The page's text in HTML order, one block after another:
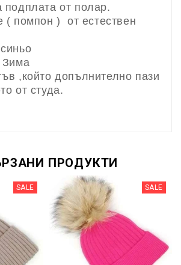
подплата от полар.
( помпон ) от естествен
Зима
,който допълнително пази
от студа.
ПРОДУКТИ
SALE SALE